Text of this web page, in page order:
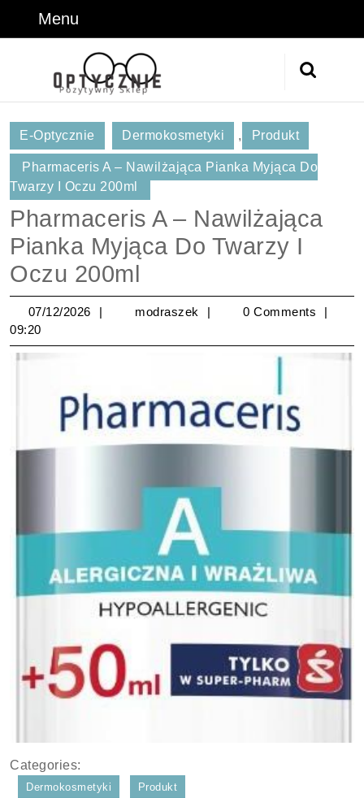
Menu
E-Optycznie Dermokosmetyki , Produkt
Pharmaceris A – Nawilżająca Pianka Myjąca Do
Twarzy I Oczu 200ml
Pharmaceris A – Nawilżająca
Pianka Myjąca Do Twarzy I
Oczu 200ml
07/12/2026 07/12/2026
modraszek modraszek
0 Comments
09:20
Categories:
Dermokosmetyki Produkt